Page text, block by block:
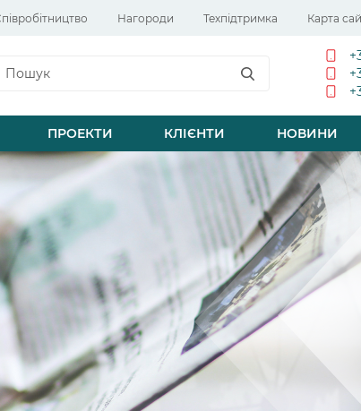
Нагороди Техпідтримка Карта
Пошук
ПРОЕКТИ КЛІЄНТИ НОВИНИ